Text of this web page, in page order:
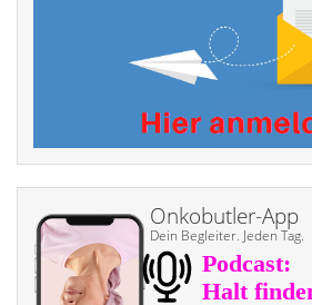
Onkobutler-App
Dein Begleiter. Jeden Tag.